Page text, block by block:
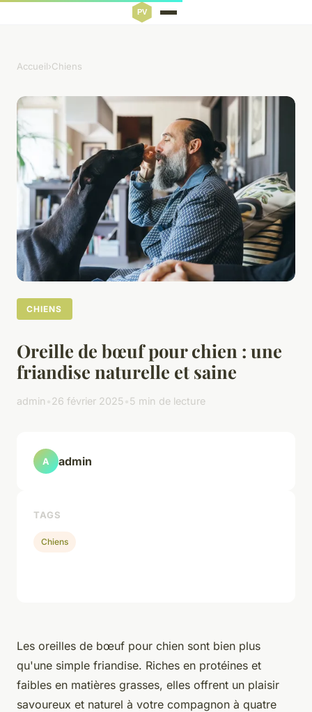
Accueil›Chiens
CHIENS
Oreille de bœuf pour chien : une
friandise naturelle et saine
admin 26 février 2025 5 min de lecture
Les oreilles de bœuf pour chien sont bien plus
qu'une simple friandise. Riches en protéines et
faibles en matières grasses, elles offrent un plaisir
savoureux et naturel à votre compagnon à quatre
A admin
TAGS
Chiens